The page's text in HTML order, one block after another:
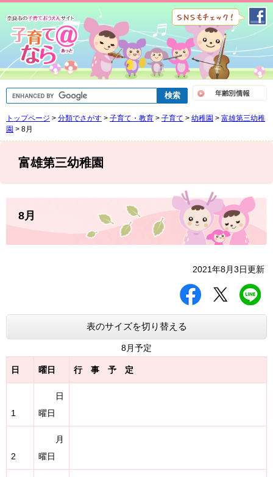
ー
の
頭
で
ニ
ー
飛
ば
本
文
o
g
l
トップページ > 分類でさがす > 子育て・教育 > 子育て > 幼稚園 > 富雄第三幼稚
園 > 8月
富雄第三幼稚園
本
8月
2021年8月3日更新
る
送
表のサイズを切り替える
8月予定
日 曜日 行 事 予 定
1
日
曜日
2
月
曜日